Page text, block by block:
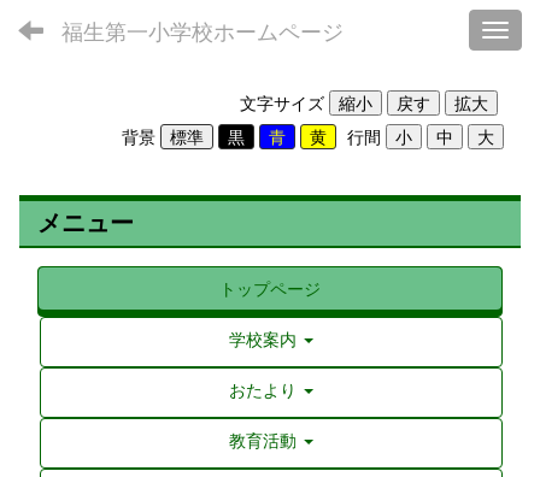
福生第一小学校ホームページ
文字サイズ
背景
行間
メニュー
トップページ
学校案内
おたより
教育活動